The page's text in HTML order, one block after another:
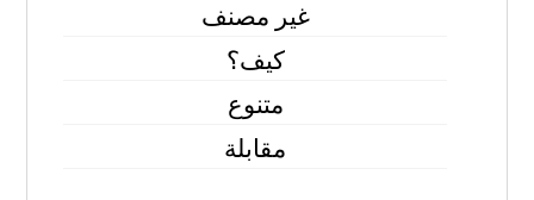
غير مصنف
كيف؟
متنوع
مقابلة